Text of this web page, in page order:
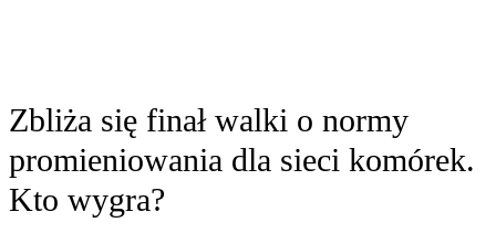
Zbliża się finał walki o normy
promieniowania dla sieci komórek.
Kto wygra?